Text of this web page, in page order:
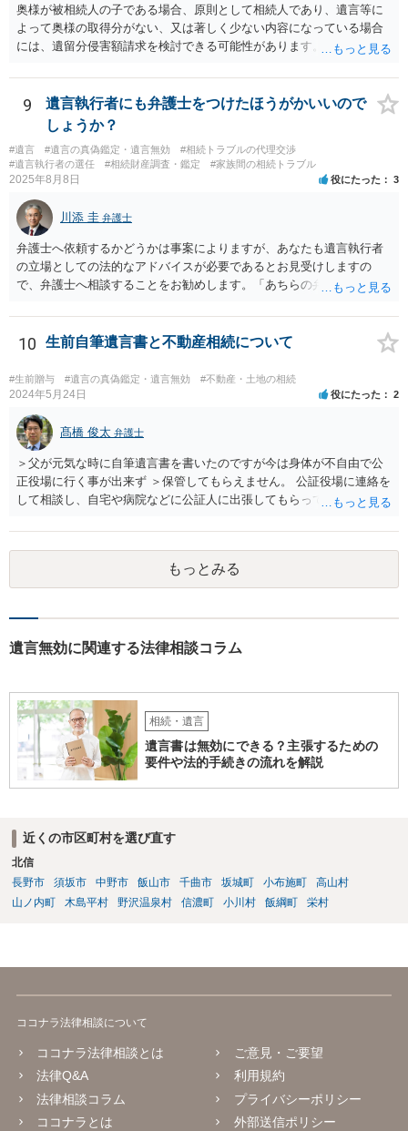
奥様が被相続人の子である場合、原則として相続人であり、遺言等に
よって奥様の取得分がない、又は著しく少ない内容になっている場合
には、遺留分侵害額請求を検討できる可能性があります。ただし、
記の義務化に関する説明と混同されている可能性があります。相続登
記については、不動産を相続で取得したことを知った日から３年以内
に申請する義務があります。一方、遺留分侵害額請求は、相続開始お
よび遺留分を侵害する贈与・遺贈があったことを知った時から１年で
時効にかかります。また、相続開始から１０年が経過すると、認識の
有無にかかわらず行使できなくなります。 奥様がご両親の死亡を最近
効がいつから進むかは慎重に検討する必要があります。ただし、死亡
から３年が経過しているとのことですので、早急に戸籍、遺言の有
無、不動産登記、遺産分割協議書の有無を確認した方がよいでしょ
う。特に、お姉様側だけで不動産名義を変更している場合、遺言があ
ったのか、遺産分割協議書が作成されているのか、奥様の署名押印が
以前に、法定相続分や遺産分割未了の問題として整理すべき場合もあ
ります。 奥様において戸籍謄本、不動産登記簿、固定資産評価証明
書、遺言書の有無等を確認し、弁護士に個別に相談した方がよいと思
われます。
9
遺言執行者にも弁護士をつけたほうがかいいので
しょうか？
#遺言 #遺言の真偽鑑定・遺言無効
#相続トラブルの代理交渉
#遺言執行者の選任
#相続財産調査・鑑定 #家族間の相続トラブル
2025年8月8日 役にたった 3
川添 圭 弁護士
弁護士へ依頼するかどうかは事案によりますが、あなたも遺言執行者
の立場としての法的なアドバイスが必要であるとお見受けしますの
で、弁護士へ相談することをお勧めします。「あちらの弁護士」（元
誘導しかしてこないと思います。
10 生前自筆遺言書と不動産相続について
#生前贈与 #遺言の真偽鑑定・遺言無効 #不動産・土地の相続
2024年5月24日 役にたった 2
髙橋 俊太 弁護士
＞父が元気な時に自筆遺言書を書いたのですが今は身体が不自由で公
正役場に行く事が出来ず ＞保管してもらえません。 公証役場に連絡を
して相談し、自宅や病院などに公証人に出張してもらって公正証書を
うことも可能です。 ＞不動産名義を父から母に名義変更しておいた方
がいいのではと考えていますがどう思いますか？ 詳細が不明であり何
とも言えないのですが、遺言内容との関わりもあると思いますので、
弁護士に事情等を説明して個別に相談した方がよいように思います。
もっとみる
遺言無効に関連する法律相談コラム
相続・遺言
遺言書は無効にできる？主張するための
要件や法的手続きの流れを解説
近くの市区町村を選び直す
北信
長野市
須坂市 中野市 飯山市 千曲市 坂城町 小布施町
高山村
山ノ内町
木島平村 野沢温泉村 信濃町 小川村 飯綱町 栄村
ココナラ法律相談について
ココナラ法律相談とは
法律Q&A
法律相談コラム
ココナラとは
ご意見・ご要望
利用規約
プライバシーポリシー
外部送信ポリシー